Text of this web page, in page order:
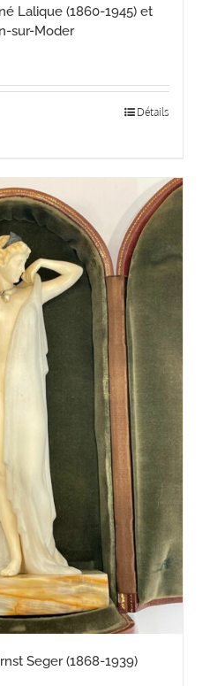
Lalique (1860-1945) et
sur-Moder
Détails
Seger (1868-1939)